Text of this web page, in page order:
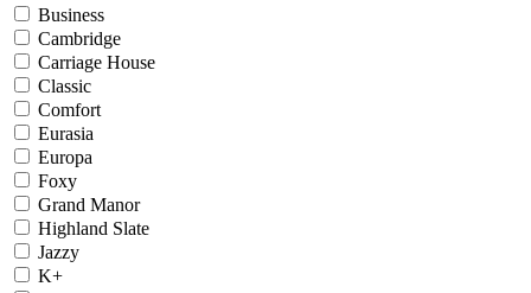
Business
Cambridge
Carriage House
Classic
Comfort
Eurasia
Europa
Foxy
Grand Manor
Highland Slate
Jazzy
K+